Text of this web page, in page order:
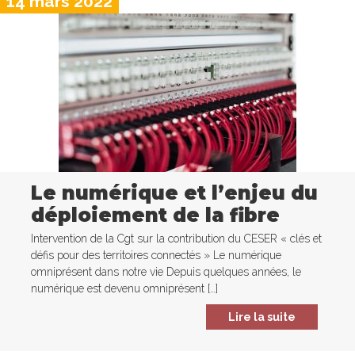
Le numérique et l’enjeu du
déploiement de la fibre
Intervention de la Cgt sur la contribution du CESER « clés et
défis pour des territoires connectés » Le numérique
omniprésent dans notre vie Depuis quelques années, le
numérique est devenu omniprésent […]
Lire la suite